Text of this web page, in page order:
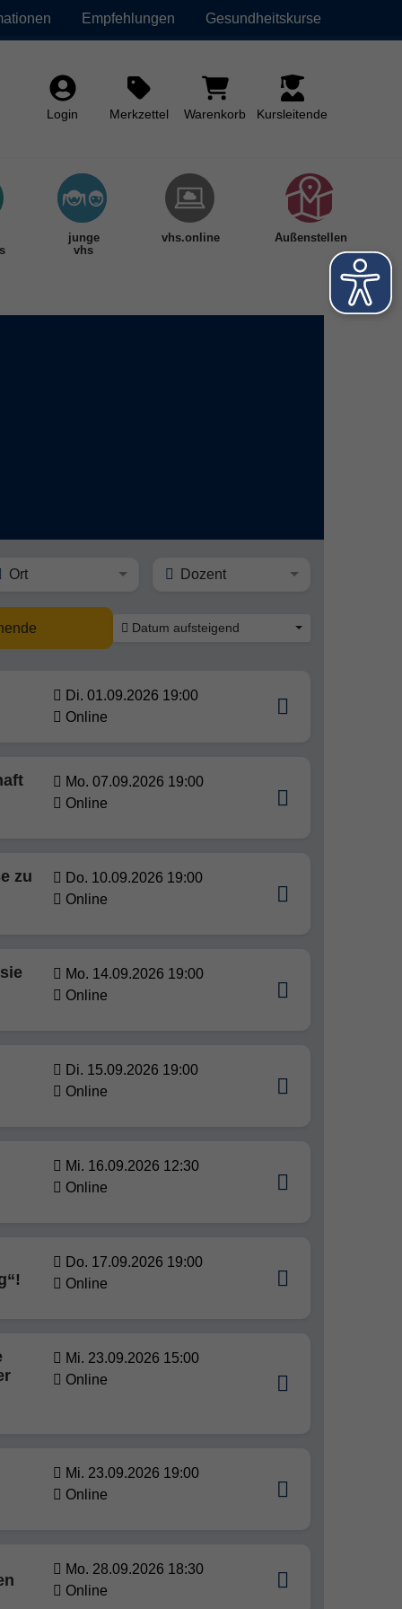
Empfehlungen Gesundheitskurse
Login Merkzettel Warenkorb Kursleitende
junge
vhs
vhs.online Außenstellen
Ort Dozent
Datum aufsteigend
Di. 01.09.2026 19:00
Online
Mo. 07.09.2026 19:00
Online
zu
Do. 10.09.2026 19:00
Online
Mo. 14.09.2026 19:00
Online
Di. 15.09.2026 19:00
Online
Mi. 16.09.2026 12:30
Online
Do. 17.09.2026 19:00
Online
Mi. 23.09.2026 15:00
Online
Mi. 23.09.2026 19:00
Online
Mo. 28.09.2026 18:30
Online